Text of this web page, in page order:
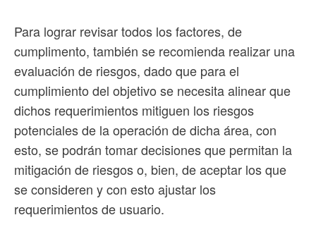
Para lograr revisar todos los factores, de
cumplimento, también se recomienda realizar una
evaluación de riesgos, dado que para el
cumplimiento del objetivo se necesita alinear que
dichos requerimientos mitiguen los riesgos
potenciales de la operación de dicha área, con
esto, se podrán tomar decisiones que permitan la
mitigación de riesgos o, bien, de aceptar los que
se consideren y con esto ajustar los
requerimientos de usuario.